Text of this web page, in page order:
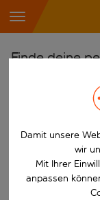
Finde deine
Beginne mit der
Wähle
Beginne mit der
Reiseziele
Nach
Wann
Damit unsere
wir
Mit Ihrer
anpassen